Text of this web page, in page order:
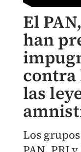
El
han
contra
las
Los